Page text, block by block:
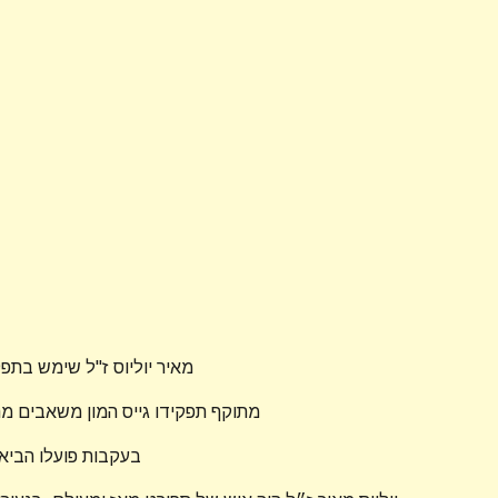
מאיר יוליוס ז"ל שימש
מתוקף תפקידו גייס המון משאבים
בעקבות פועלו